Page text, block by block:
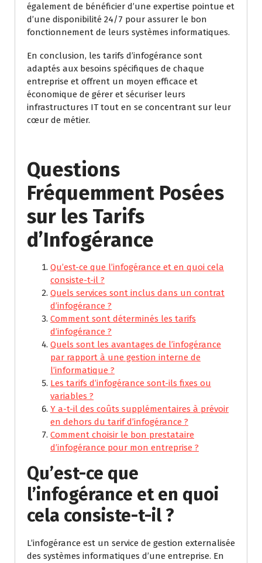
également de bénéficier d’une expertise pointue et
d’une disponibilité 24/7 pour assurer le bon
fonctionnement de leurs systèmes informatiques.
En conclusion, les tarifs d’infogérance sont
adaptés aux besoins spécifiques de chaque
entreprise et offrent un moyen efficace et
économique de gérer et sécuriser leurs
infrastructures IT tout en se concentrant sur leur
cœur de métier.
Questions
Fréquemment Posées
sur les Tarifs
d’Infogérance
Qu’est-ce que l’infogérance et en quoi cela
consiste-t-il ?
Quels services sont inclus dans un contrat
d’infogérance ?
Comment sont déterminés les tarifs
d’infogérance ?
Quels sont les avantages de l’infogérance
par rapport à une gestion interne de
l’informatique ?
Les tarifs d’infogérance sont-ils fixes ou
variables ?
Y a-t-il des coûts supplémentaires à prévoir
en dehors du tarif d’infogérance ?
Comment choisir le bon prestataire
d’infogérance pour mon entreprise ?
Qu’est-ce que
l’infogérance et en quoi
cela consiste-t-il ?
L’infogérance est un service de gestion externalisée
des systèmes informatiques d’une entreprise. En